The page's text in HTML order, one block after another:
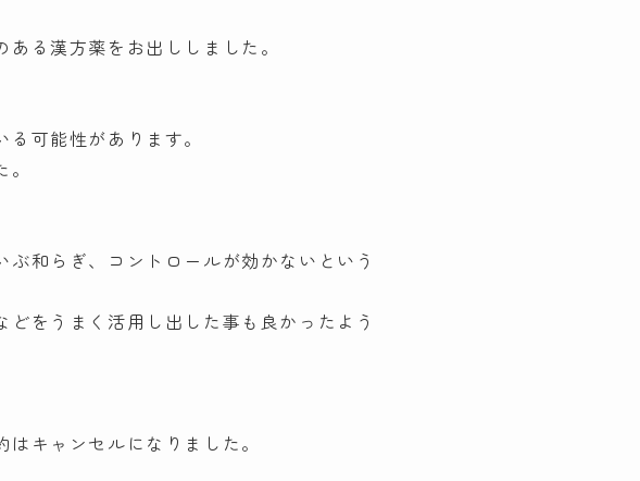
る漢方薬をお出ししました。
可能性があります。
和らぎ、コントロールが効かないという
をうまく活用し出した事も良かったよう
キャンセルになりました。